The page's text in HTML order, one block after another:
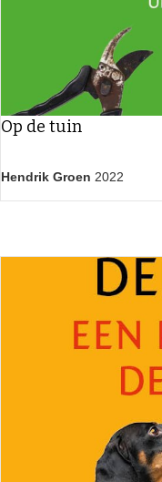
Op de tuin
Hendrik Groen 2022